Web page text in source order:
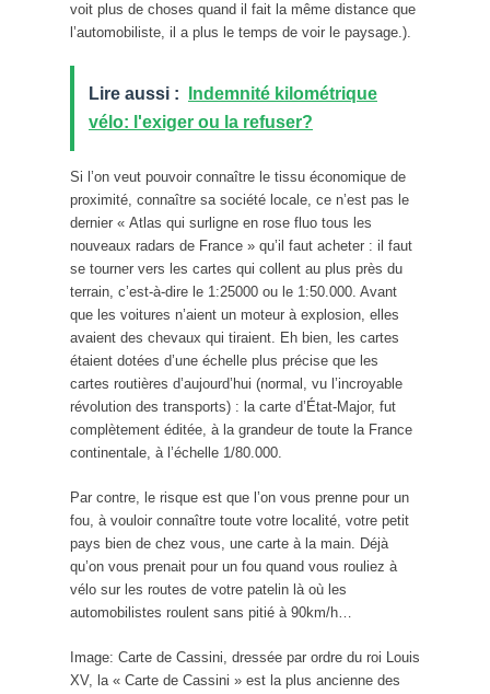
voit plus de choses quand il fait la même distance que
l’automobiliste, il a plus le temps de voir le paysage.).
Lire aussi :
Indemnité kilométrique
vélo: l'exiger ou la refuser?
Si l’on veut pouvoir connaître le tissu économique de
proximité, connaître sa société locale, ce n’est pas le
dernier « Atlas qui surligne en rose fluo tous les
nouveaux radars de France » qu’il faut acheter : il faut
se tourner vers les cartes qui collent au plus près du
terrain, c’est-à-dire le 1:25000 ou le 1:50.000. Avant
que les voitures n’aient un moteur à explosion, elles
avaient des chevaux qui tiraient. Eh bien, les cartes
étaient dotées d’une échelle plus précise que les
cartes routières d’aujourd’hui (normal, vu l’incroyable
révolution des transports) : la carte d’État-Major, fut
complètement éditée, à la grandeur de toute la France
continentale, à l’échelle 1/80.000.
Par contre, le risque est que l’on vous prenne pour un
fou, à vouloir connaître toute votre localité, votre petit
pays bien de chez vous, une carte à la main. Déjà
qu’on vous prenait pour un fou quand vous rouliez à
vélo sur les routes de votre patelin là où les
automobilistes roulent sans pitié à 90km/h…
Image: Carte de Cassini, dressée par ordre du roi Louis
XV, la « Carte de Cassini » est la plus ancienne des